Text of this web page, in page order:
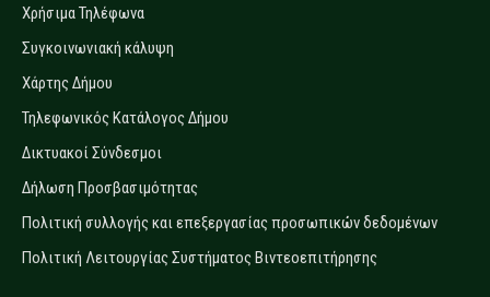
Χρήσιμα Τηλέφωνα
Συγκοινωνιακή κάλυψη
Χάρτης Δήμου
Τηλεφωνικός Κατάλογος Δήμου
Δικτυακοί Σύνδεσμοι
Δήλωση Προσβασιμότητας
Πολιτική συλλογής και επεξεργασίας προσωπικών δεδομένων
Πολιτική Λειτουργίας Συστήματος Βιντεοεπιτήρησης